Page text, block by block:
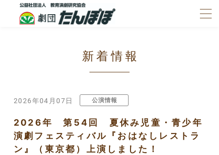
新着情報
2026年04月07日 公演情報
2026年 第54回 夏休み児童・青少年
演劇フェスティバル『おはなしレストラ
ン』（東京都）上演しました！